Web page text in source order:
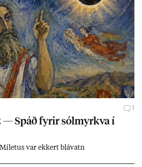
1
— Spáð fyr­ir sól­myrkva í
var ekk­ert blá­vatn